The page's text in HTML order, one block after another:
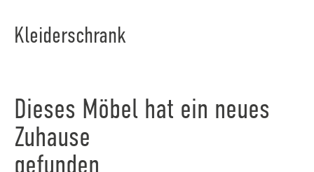
Kleiderschrank
Dieses Möbel hat ein neues
Zuhause
gefunden